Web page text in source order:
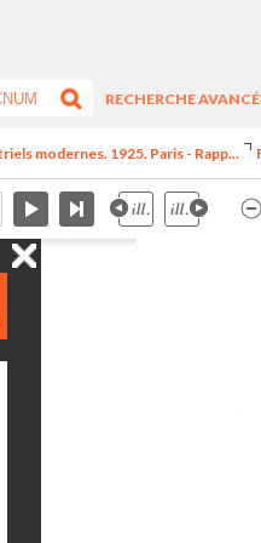
RECHERCHE
modernes. 1925. Paris - Rapp...